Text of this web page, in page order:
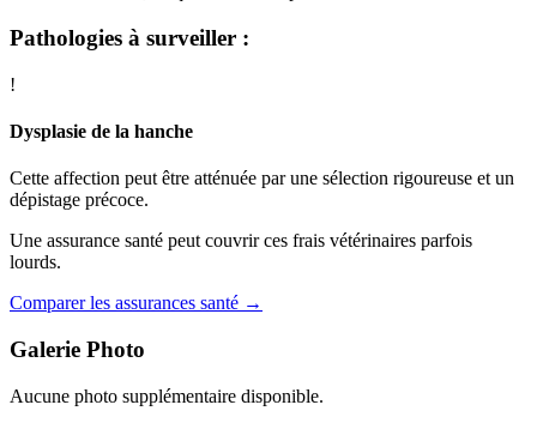
Pathologies à surveiller :
!
Dysplasie de la hanche
Cette affection peut être atténuée par une sélection rigoureuse et un
dépistage précoce.
Une assurance santé peut couvrir ces frais vétérinaires parfois
lourds.
Comparer les assurances santé →
Galerie Photo
Aucune photo supplémentaire disponible.